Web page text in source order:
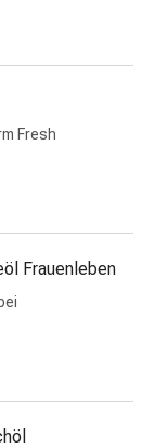
Fresh
Frauenleben